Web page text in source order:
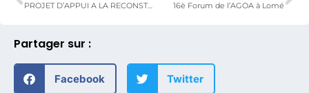
Partager sur :
Facebook Twitter
PROJET D’APPUI A LA RECONSTRUCTION DES MARCHES ET AUX COMMERÇANTS DE KARA ET DE LOME (PARMCO) 16è Forum de l’AGOA à Lomé